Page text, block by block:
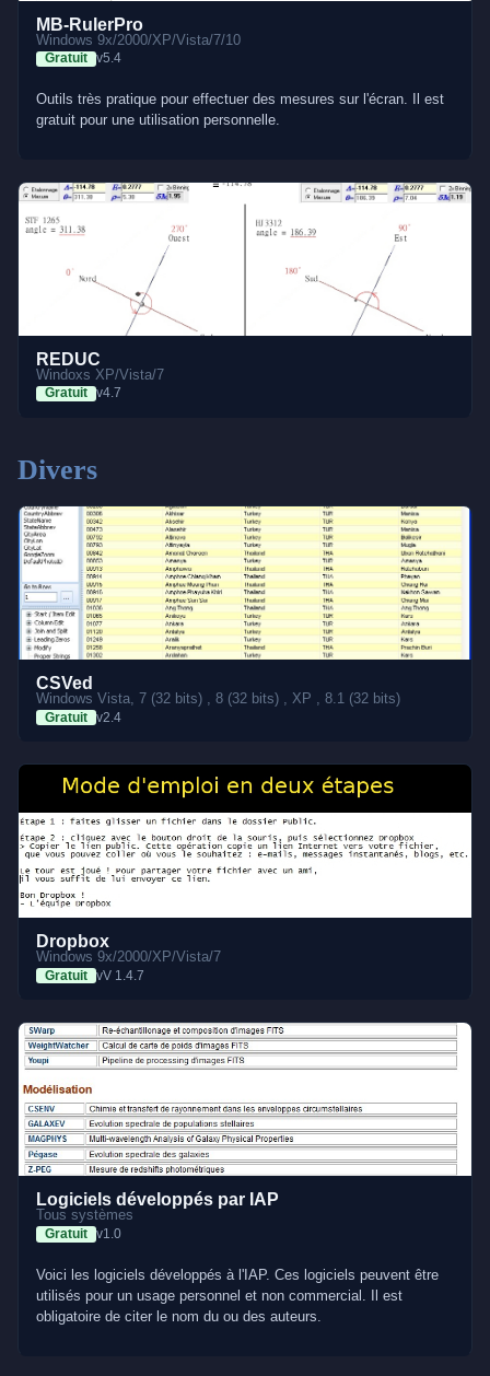
MB-RulerPro
Windows 9x/2000/XP/Vista/7/10
Gratuit v5.4
Outils très pratique pour effectuer des mesures sur l'écran. Il est
gratuit pour une utilisation personnelle.
REDUC
Windoxs XP/Vista/7
Gratuit v4.7
Divers
CSVed
Windows Vista, 7 (32 bits) , 8 (32 bits) , XP , 8.1 (32 bits)
Gratuit v2.4
Dropbox
Windows 9x/2000/XP/Vista/7
Gratuit vV 1.4.7
Logiciels développés par IAP
Tous systèmes
Gratuit v1.0
Voici les logiciels développés à l'IAP. Ces logiciels peuvent être
utilisés pour un usage personnel et non commercial. Il est
obligatoire de citer le nom du ou des auteurs.